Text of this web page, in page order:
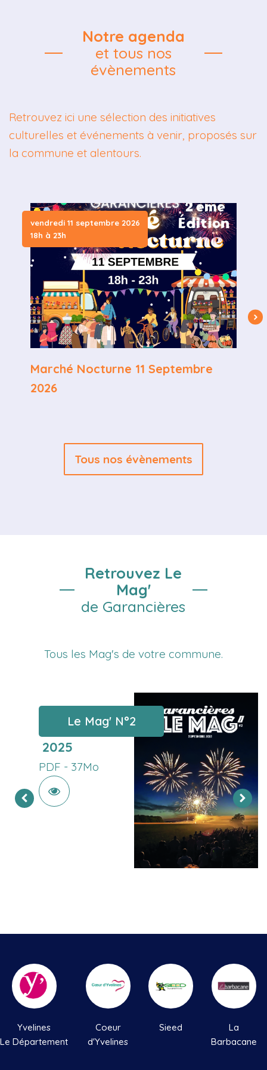
Notre agenda
et tous nos
évènements
Retrouvez ici une sélection des initiatives
culturelles et événements à venir, proposés sur
la commune et alentours.
vendredi 11 septembre 2026
18h à 23h
Marché Nocturne 11 Septembre
2026
Tous nos évènements
Retrouvez Le
Mag'
de Garancières
Tous les Mag's de votre commune.
Le Mag' N°2
2025
PDF - 37Mo
Yvelines
Le Département
Coeur
d'Yvelines
Sieed
La
Barbacane